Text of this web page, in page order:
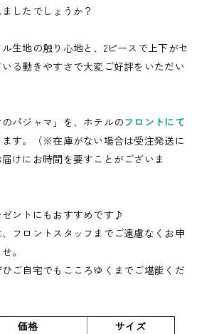
したでしょうか？
生地の触り心地と、2ピースで上下がセ
る動きやすさで大変ご好評をいただい
パジャマ」を、ホテルのフロントにて
ます。（※在庫がない場合は受注発送に
けにお時間を要すことがございま
ントにもおすすめです♪
フロントスタッフまでご遠慮なくお申
。
ご自宅でもこころゆくまでご堪能くだ
価格 サイズ